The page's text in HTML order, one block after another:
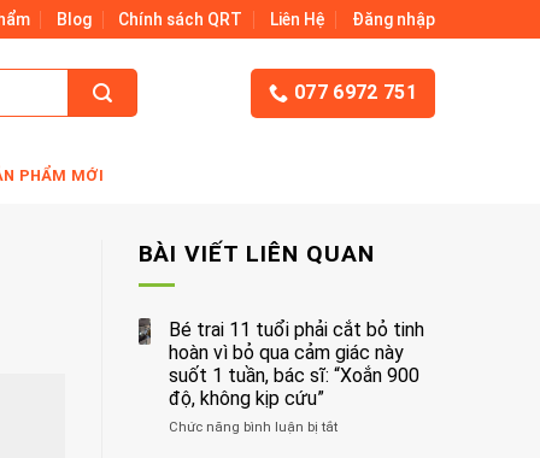
Blog Chính sách QRT Liên Hệ Đăng nhập
077 6972 751
PHẨM MỚI
BÀI VIẾT LIÊN QUAN
Bé trai 11 tuổi phải cắt bỏ tinh
hoàn vì bỏ qua cảm giác này
suốt 1 tuần, bác sĩ: “Xoắn 900
độ, không kịp cứu”
Chức năng bình luận bị tắtở